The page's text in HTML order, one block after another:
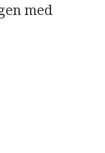
med